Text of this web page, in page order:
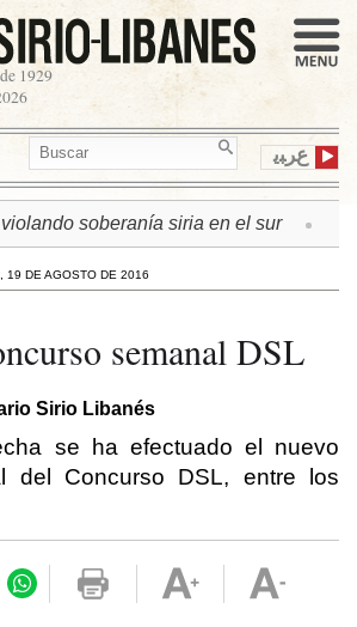
1929
ﻉﺮﺒﻳ
soberanía siria en el sur
19 DE AGOSTO DE 2016
semanal DSL
Sirio Libanés
se ha efectuado el nuevo
del Concurso DSL, entre los